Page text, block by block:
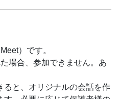
）です。
場合、参加できません。あ
ると、オリジナルの会話を作